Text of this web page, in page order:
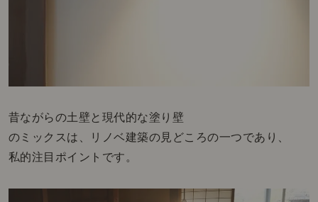
昔ながらの土壁と現代的な塗り壁
のミックスは、リノベ建築の見どころの一つであり、
私的注目ポイントです。